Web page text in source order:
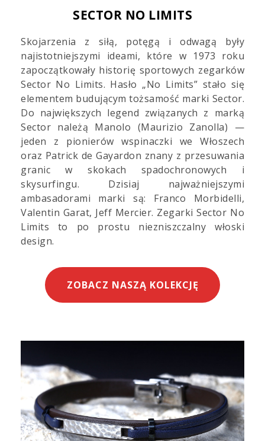
SECTOR NO LIMITS
Skojarzenia z siłą, potęgą i odwagą były
najistotniejszymi ideami, które w 1973 roku
zapoczątkowały historię sportowych zegarków
Sector No Limits. Hasło „No Limits” stało się
elementem budującym tożsamość marki Sector.
Do największych legend związanych z marką
Sector należą Manolo (Maurizio Zanolla) —
jeden z pionierów wspinaczki we Włoszech
oraz Patrick de Gayardon znany z przesuwania
granic w skokach spadochronowych i
skysurfingu. Dzisiaj najważniejszymi
ambasadorami marki są: Franco Morbidelli,
Valentin Garat, Jeff Mercier. Zegarki Sector No
Limits to po prostu niezniszczalny włoski
design.
ZOBACZ NASZĄ KOLEKCJĘ